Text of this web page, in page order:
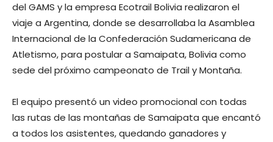
del GAMS y la empresa Ecotrail Bolivia realizaron el
viaje a Argentina, donde se desarrollaba la Asamblea
Internacional de la Confederación Sudamericana de
Atletismo, para postular a Samaipata, Bolivia como
sede del próximo campeonato de Trail y Montaña.
El equipo presentó un video promocional con todas
las rutas de las montañas de Samaipata que encantó
a todos los asistentes, quedando ganadores y